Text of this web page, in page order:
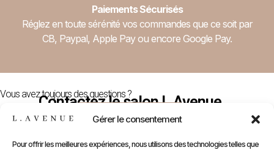
Gérer le consentement
Pour offrir les meilleures expériences, nous utilisons des technologies telles que
Paiements Sécurisés
Réglez en toute sérénité vos commandes que ce soit par
CB, Paypal, Apple Pay ou encore Google Pay.
Vous avez toujours des questions ?
Contactez le salon L.Avenue
Nous Contacter